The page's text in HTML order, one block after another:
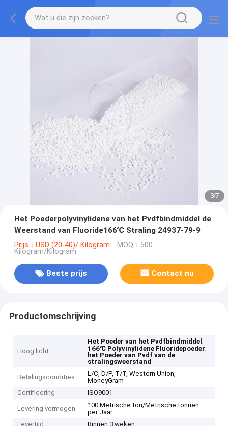
3/7
Het Poederpolyvinylidene van het Pvdfbindmiddel de
Weerstand van Fluoride166℃ Straling 24937-79-9
Prijs：USD (20-40)/ Kilogram MOQ：500
Kilogram/Kilogram
Beste prijs Contact nu
Productomschrijving
Hoog licht
Het Poeder van het Pvdfbindmiddel,
166℃ Polyvinylidene Fluoridepoeder,
het Poeder van Pvdf van de
stralingsweerstand
Betalingscondities
L/C, D/P, T/T, Western Union,
MoneyGram
Certificering
ISO9001
Levering vermogen
100 Metrische ton/Metrische tonnen
per Jaar
Levertijd
Binnen 3 weken